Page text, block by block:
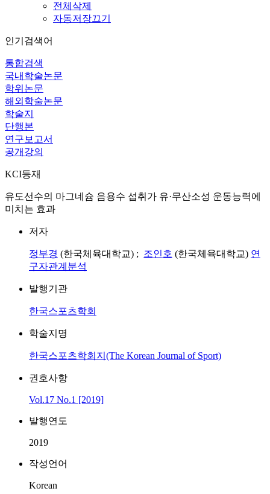
전체삭제
자동저장끄기
인기검색어
통합검색
국내학술논문
학위논문
해외학술논문
학술지
단행본
연구보고서
공개강의
KCI등재
유도선수의 마그네슘 음용수 섭취가 유·무산소성 운동능력에
미치는 효과
저자
정부경 (한국체육대학교) ; 조인호 (한국체육대학교) 연
구자관계분석
발행기관
한국스포츠학회
학술지명
한국스포츠학회지(The Korean Journal of Sport)
권호사항
Vol.17 No.1 [2019]
발행연도
2019
작성언어
Korean